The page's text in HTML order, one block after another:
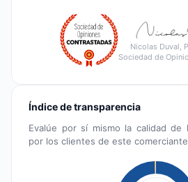
Nicolas Duval,
Sociedad de
Índice de transparencia
Evalúe por sí mismo la calidad de
por los clientes de este